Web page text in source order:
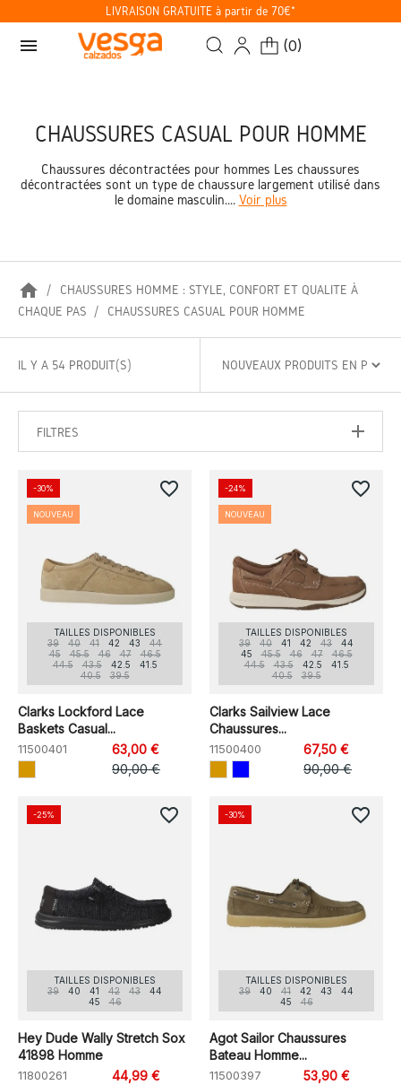
LIVRAISON GRATUITE à partir de 70€*
menu (0)
CHAUSSURES CASUAL POUR HOMME
Chaussures décontractées pour hommes Les chaussures
décontractées sont un type de chaussure largement utilisé dans
le domaine masculin.... Voir plus
home
CHAUSSURES HOMME : STYLE, CONFORT ET QUALITÉ À
CHAQUE PAS
CHAUSSURES CASUAL POUR HOMME
IL Y A 54 PRODUIT(S)
FILTRES
TAILLES DISPONIBLES
39
40 41 42 43
44
45
45.5 46 47
46.5
44.5
43.5 42.5
41.5
40.5
39.5
Clarks Lockford Lace
Baskets Casual...
11500401
63,00 €
90,00 €
-30%
NOUVEAU
favorite_border
TAILLES DISPONIBLES
39
40 41 42 43
44
45
45.5 46 47
46.5
44.5
43.5 42.5
41.5
40.5
39.5
Clarks Sailview Lace
Chaussures...
11500400
67,50 €
90,00 €
-24%
NOUVEAU
favorite_border
TAILLES DISPONIBLES
39
40 41 42 43
44
45
46
Hey Dude Wally Stretch Sox
41898 Homme
11800261
44,99 €
-25% favorite_border
TAILLES DISPONIBLES
39
40 41 42 43
44
45
46
Agot Sailor Chaussures
Bateau Homme...
11500397
53,90 €
-30% favorite_border